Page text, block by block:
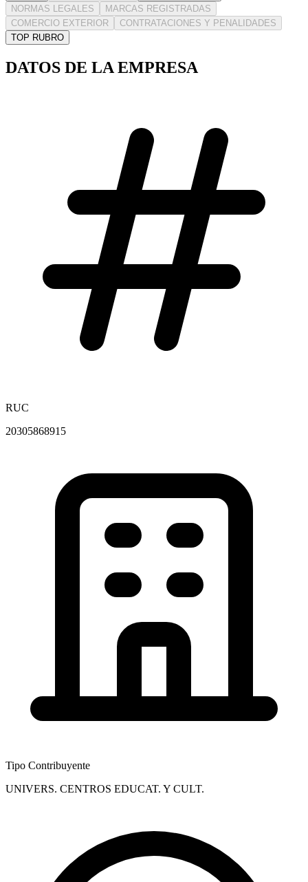
NORMAS LEGALES
MARCAS REGISTRADAS
COMERCIO EXTERIOR
CONTRATACIONES Y PENALIDADES
TOP RUBRO
DATOS DE LA EMPRESA
RUC
20305868915
Tipo Contribuyente
UNIVERS. CENTROS EDUCAT. Y CULT.